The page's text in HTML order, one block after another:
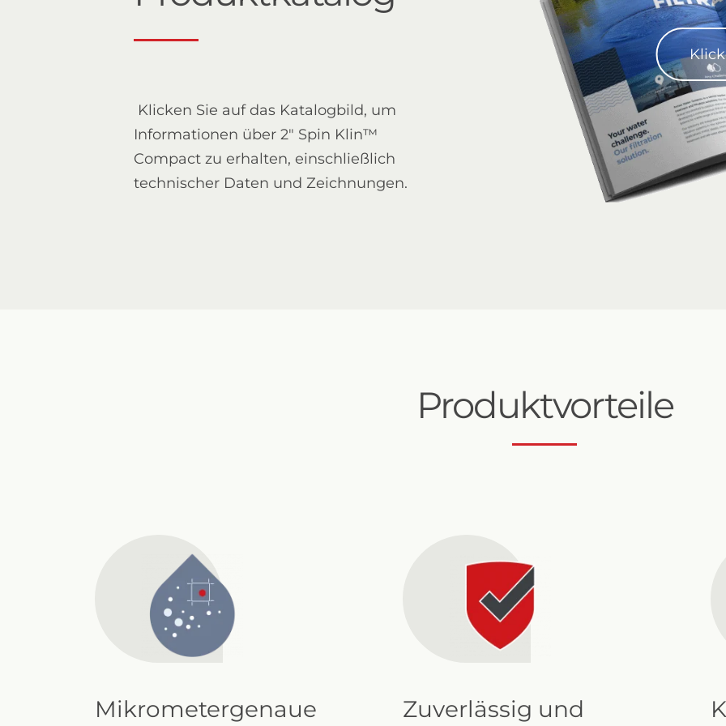
2" Compact Air-aided
Klicken Sie auf das Katalogbild, um
Informationen über 2" Spin Klin™
Compact zu erhalten, einschließlich
technischer Daten und Zeichnungen.
Produktvorteile
Mikrometergenaue
Zuverlässig und